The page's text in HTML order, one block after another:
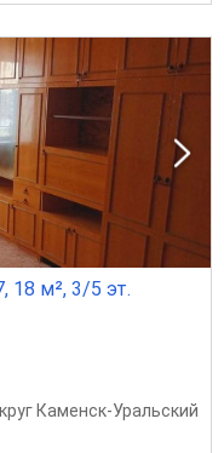
18 м², 3/5 эт.
Каменск-Уральский